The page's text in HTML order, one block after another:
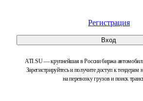
Регистрация
Вход
ATI.SU — крупнейшая в России биржа
Зарегистрируйтесь и получите доступ к тендерам
на перевозку грузов и поиск